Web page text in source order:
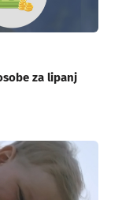
za lipanj